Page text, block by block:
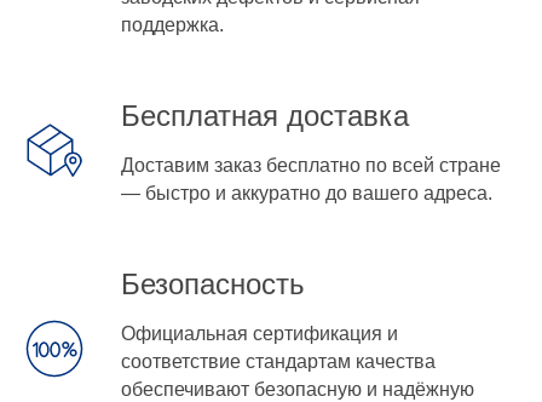
поддержка.
Бесплатная доставка
Доставим заказ бесплатно по всей стране
— быстро и аккуратно до вашего адреса.
Безопасность
Официальная сертификация и
соответствие стандартам качества
обеспечивают безопасную и надёжную